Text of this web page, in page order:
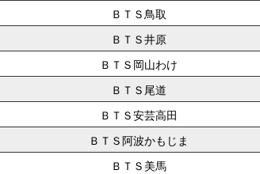
ＢＴＳ鳥取
ＢＴＳ井原
ＢＴＳ岡山わけ
ＢＴＳ尾道
ＢＴＳ安芸高田
ＢＴＳ阿波かもじま
ＢＴＳ美馬